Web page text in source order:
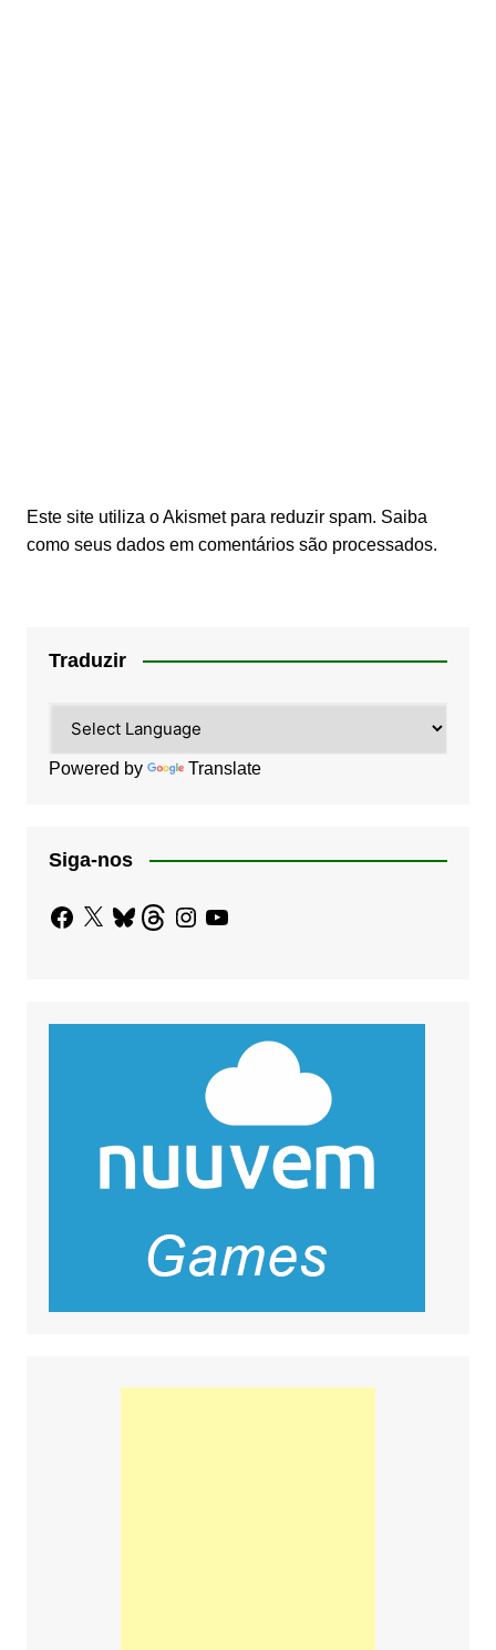
Este site utiliza o Akismet para reduzir spam. Saiba
como seus dados em comentários são processados.
Traduzir
Powered by Translate
Siga-nos
Facebook
X BlueskyThreadsInstagram
YouTube